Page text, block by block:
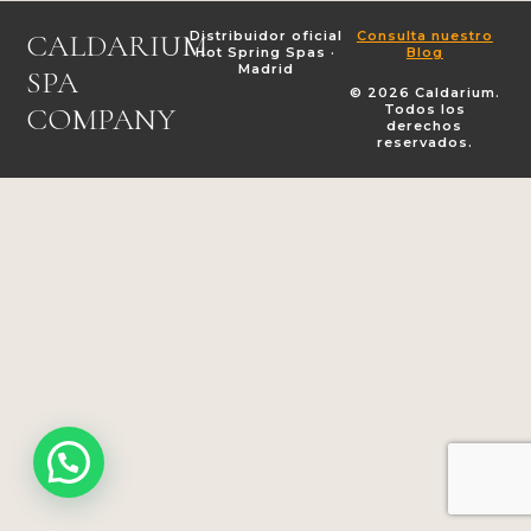
CALDARIUM
SPA
COMPANY
Distribuidor oficial
Hot Spring Spas ·
Madrid
Consulta nuestro
Blog
© 2026 Caldarium.
Todos los
derechos
reservados.